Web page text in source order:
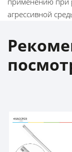
агрессивной